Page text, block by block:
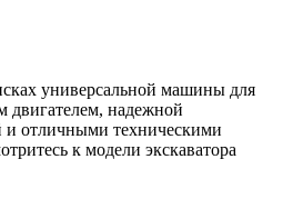
универсальной машины для
двигателем, надежной
и отличными техническими
к модели экскаватора